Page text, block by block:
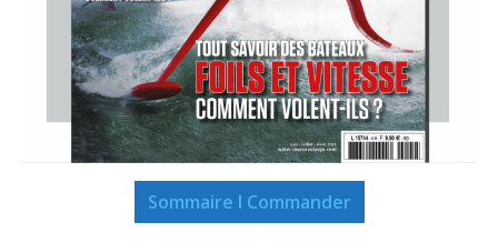
Sommaire I Commander